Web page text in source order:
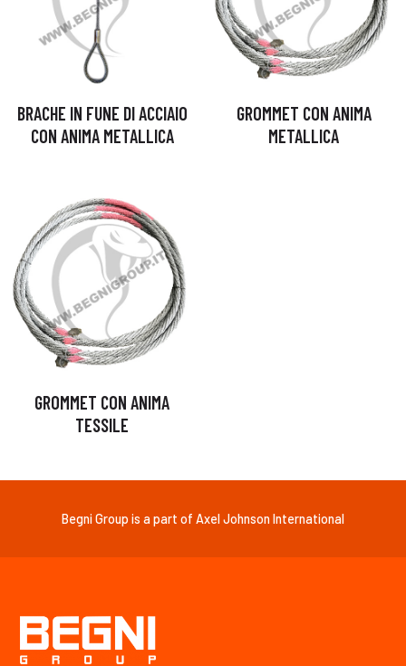
BRACHE IN FUNE DI ACCIAIO
CON ANIMA METALLICA
GROMMET CON ANIMA
METALLICA
GROMMET CON ANIMA
TESSILE
Begni Group is a part of Axel Johnson International